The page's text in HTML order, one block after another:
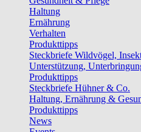
Haltung
Ernährung
Verhalten
Produkttipps
Steckbriefe Wildvögel,
Unterstützung,
Produkttipps
Steckbriefe Hühner & Co.
Haltung, Ernährung &
Produkttipps
News